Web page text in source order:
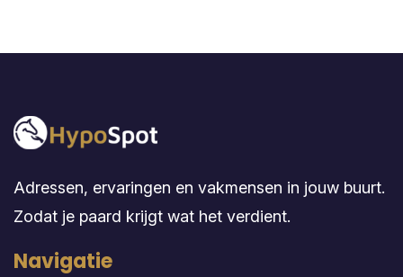
Adressen, ervaringen en vakmensen in jouw buurt.
Zodat je paard krijgt wat het verdient.
Navigatie